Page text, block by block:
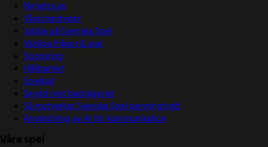
Nyhetsrum
Våra logotyper
Jobba på Svenska Spel
Vanliga frågor & svar
Sponsring
Hållbarhet
Spelkoll
Skydd mot bedrägerier
Så motverkar Svenska Spel penningtvätt
Användning av AI för kommunikation
Våra spel